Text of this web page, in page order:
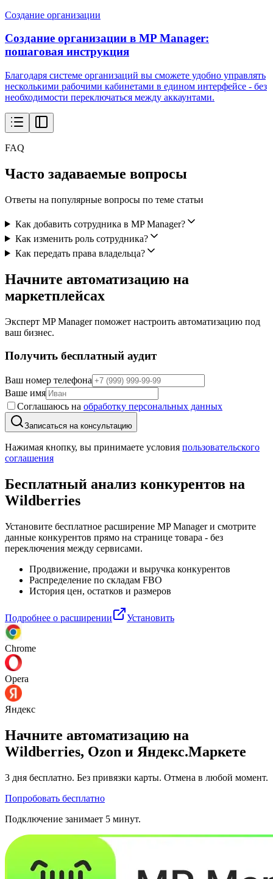
Создание организации
Создание организации в MP Manager:
пошаговая инструкция
Благодаря системе организаций вы сможете удобно управлять
несколькими рабочими кабинетами в едином интерфейсе - без
необходимости переключаться между аккаунтами.
FAQ
Часто задаваемые вопросы
Ответы на популярные вопросы по теме статьи
Как добавить сотрудника в MP Manager?
Как изменить роль сотрудника?
Как передать права владельца?
Начните автоматизацию на
маркетплейсах
Эксперт MP Manager поможет настроить автоматизацию под
ваш бизнес.
Получить бесплатный аудит
Ваш номер телефона
Ваше имя
Соглашаюсь на обработку персональных данных
Записаться на консультацию
Нажимая кнопку, вы принимаете условия пользовательского
соглашения
Бесплатный анализ конкурентов на
Wildberries
Установите бесплатное расширение MP Manager и смотрите
данные конкурентов прямо на странице товара - без
переключения между сервисами.
Продвижение, продажи и выручка конкурентов
Распределение по складам FBO
История цен, остатков и размеров
Подробнее о расширении Установить
Chrome
Opera
Яндекс
Начните автоматизацию на
Wildberries, Ozon и Яндекс.Маркете
3 дня бесплатно. Без привязки карты. Отмена в любой момент.
Попробовать бесплатно
Подключение занимает 5 минут.